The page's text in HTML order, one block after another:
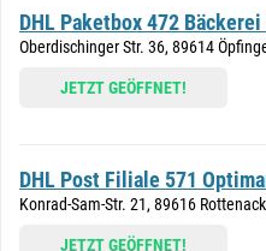
DHL Paketbox 472 Bäckerei
Oberdischinger Str. 36, 89614
JETZT GEÖFFNET!
DHL Post Filiale 571
Konrad-Sam-Str. 21, 89616
JETZT GEÖFFNET!